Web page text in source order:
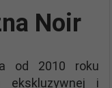
Noir
od 2010 roku
ekskluzywnej i